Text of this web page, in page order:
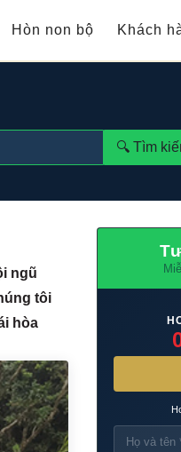
Hòn non bộ Khách
🔍︎ Tìm
ngũ
tôi
hòa